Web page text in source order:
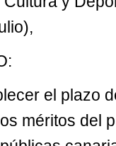
el plazo
méritos del